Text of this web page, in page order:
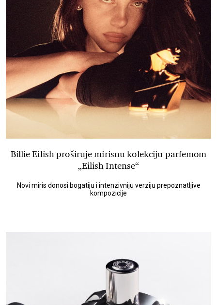
Billie Eilish proširuje mirisnu kolekciju parfemom
„Eilish Intense“
Novi miris donosi bogatiju i intenzivniju verziju prepoznatljive
kompozicije